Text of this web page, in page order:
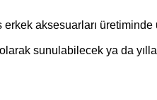
aksesuarları üretiminde
sunulabilecek ya da